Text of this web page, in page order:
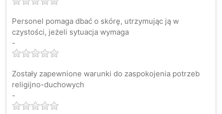
Personel pomaga dbać o skórę, utrzymując ją w
czystości, jeżeli sytuacja wymaga
-
Zostały zapewnione warunki do zaspokojenia potrzeb
religijno-duchowych
-